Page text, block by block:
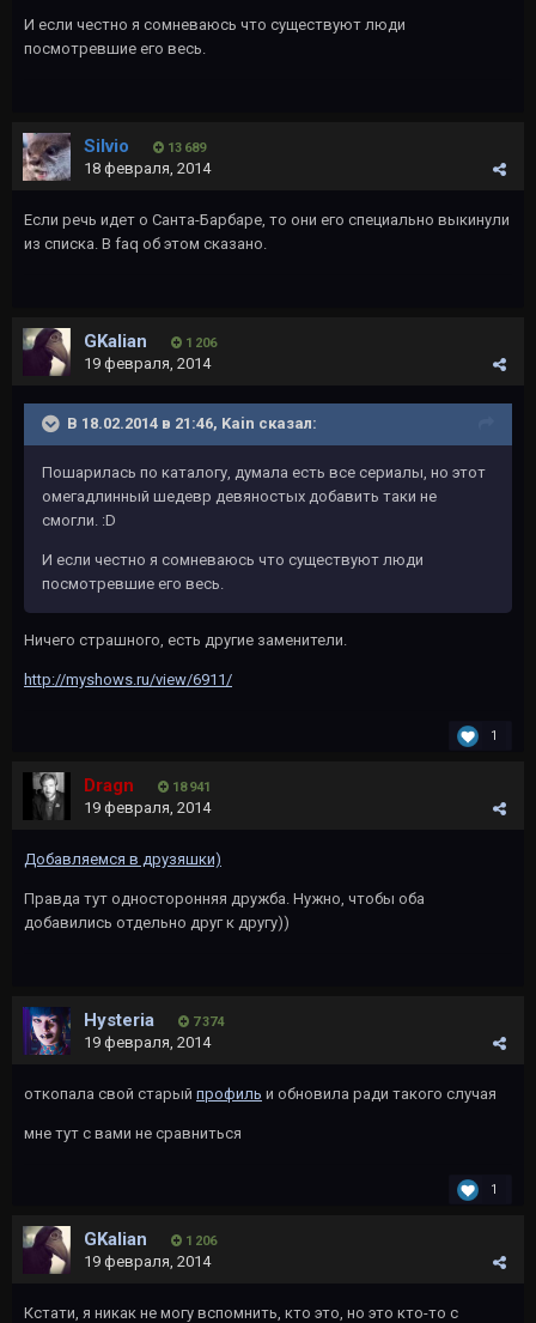
И если честно я сомневаюсь что существуют люди
посмотревшие его весь.
Silvio 13 689
18 февраля, 2014
Если речь идет о Санта-Барбаре, то они его специально выкинули
из списка. В faq об этом сказано.
GKalian 1 206
19 февраля, 2014
В 18.02.2014 в 21:46, Kаin сказал:
Пошарилась по каталогу, думала есть все сериалы, но этот
омегадлинный шедевр девяностых добавить таки не
смогли. :D
И если честно я сомневаюсь что существуют люди
посмотревшие его весь.
Ничего страшного, есть другие заменители.
http://myshows.ru/view/6911/
1
Dragn 18 941
19 февраля, 2014
Добавляемся в друзяшки)
Правда тут односторонняя дружба. Нужно, чтобы оба
добавились отдельно друг к другу))
Hysteria 7 374
19 февраля, 2014
откопала свой старый профиль и обновила ради такого случая
мне тут с вами не сравниться
1
GKalian 1 206
19 февраля, 2014
Кстати, я никак не могу вспомнить, кто это, но это кто-то с